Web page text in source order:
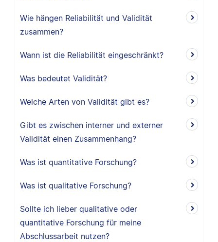
Wie hängen Reliabilität und Validität
zusammen?
Wann ist die Reliabilität eingeschränkt?
Was bedeutet Validität?
Welche Arten von Validität gibt es?
Gibt es zwischen interner und externer
Validität einen Zusammenhang?
Was ist quantitative Forschung?
Was ist qualitative Forschung?
Sollte ich lieber qualitative oder
quantitative Forschung für meine
Abschlussarbeit nutzen?